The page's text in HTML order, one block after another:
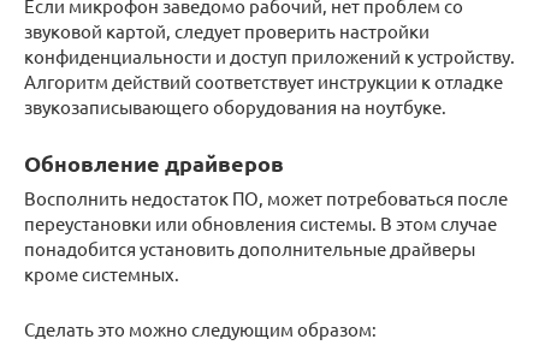
Если микрофон заведомо рабочий, нет проблем со
звуковой картой, следует проверить настройки
конфиденциальности и доступ приложений к устройству.
Алгоритм действий соответствует инструкции к отладке
звукозаписывающего оборудования на ноутбуке.
Обновление драйверов
Восполнить недостаток ПО, может потребоваться после
переустановки или обновления системы. В этом случае
понадобится установить дополнительные драйверы
кроме системных.
Сделать это можно следующим образом: